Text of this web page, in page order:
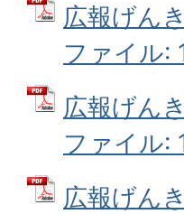
広報げん
ファイル:
広報げん
ファイル:
広報げん